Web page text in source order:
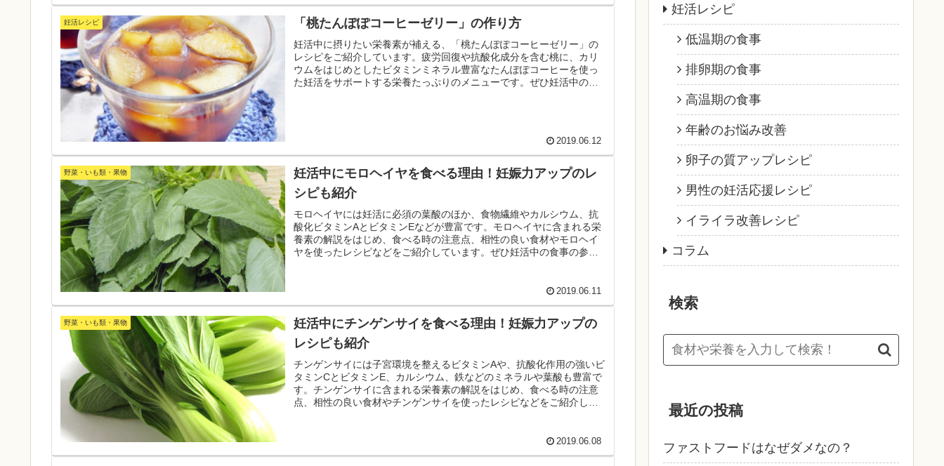
妊活レシピ 「桃たんぽぽコーヒーゼリー」の作り方
妊活中に摂りたい栄養素が補える、「桃たんぽぽコーヒーゼリー」の
レシピをご紹介しています。疲労回復や抗酸化成分を含む桃に、カリ
ウムをはじめとしたビタミンミネラル豊富なたんぽぽコーヒーを使っ
た妊活をサポートする栄養たっぷりのメニューです。ぜひ妊活中の食
2019.06.12
野菜・いも類・果物
妊活中にモロヘイヤを食べる理由！妊娠力アップのレ
シピも紹介
モロヘイヤには妊活に必須の葉酸のほか、食物繊維やカルシウム、抗
酸化ビタミンAとビタミンEなどが豊富です。モロヘイヤに含まれる栄
養素の解説をはじめ、食べる時の注意点、相性の良い食材やモロヘイ
ヤを使ったレシピなどをご紹介しています。ぜひ妊活中の食事の参考
2019.06.11
野菜・いも類・果物
妊活中にチンゲンサイを食べる理由！妊娠力アップの
レシピも紹介
チンゲンサイには子宮環境を整えるビタミンAや、抗酸化作用の強いビ
タミンCとビタミンE、カルシウム、鉄などのミネラルや葉酸も豊富で
す。チンゲンサイに含まれる栄養素の解説をはじめ、食べる時の注意
点、相性の良い食材やチンゲンサイを使ったレシピなどをご紹介して
2019.06.08
妊活レシピ
低温期の食事
排卵期の食事
高温期の食事
年齢のお悩み改善
卵子の質アップレシピ
男性の妊活応援レシピ
イライラ改善レシピ
コラム
検索
最近の投稿
ファストフードはなぜダメなの？